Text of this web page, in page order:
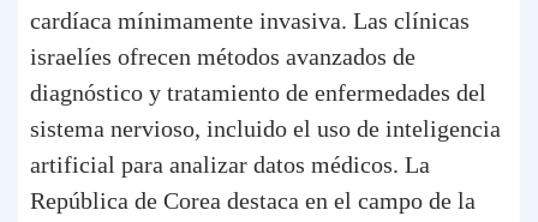
cardíaca mínimamente invasiva. Las clínicas
israelíes ofrecen métodos avanzados de
diagnóstico y tratamiento de enfermedades del
sistema nervioso, incluido el uso de inteligencia
artificial para analizar datos médicos. La
República de Corea destaca en el campo de la